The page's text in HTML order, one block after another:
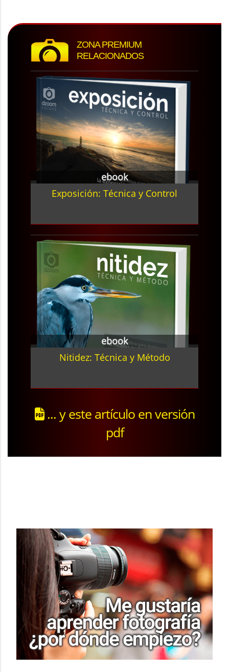
ZONA PREMIUM
RELACIONADOS
ebook
Exposición: Técnica y Control
ebook
Nitidez: Técnica y Método
... y este artículo en versión
pdf